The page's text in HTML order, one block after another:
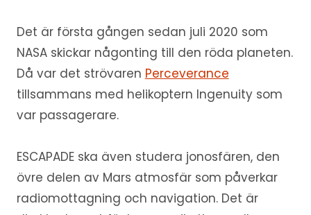
Det är första gången sedan juli 2020 som
NASA skickar någonting till den röda planeten.
Då var det strövaren Perceverance
tillsammans med helikoptern Ingenuity som
var passagerare.
ESCAPADE ska även studera jonosfären, den
övre delen av Mars atmosfär som påverkar
radiomottagning och navigation. Det är